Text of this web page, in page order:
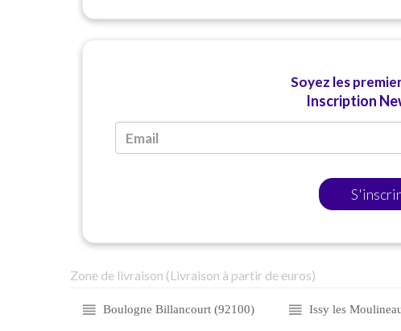
Soyez les
Inscription
Zone de livraison (Livraison à partir de euros)
Boulogne Billancourt (92100) Issy les